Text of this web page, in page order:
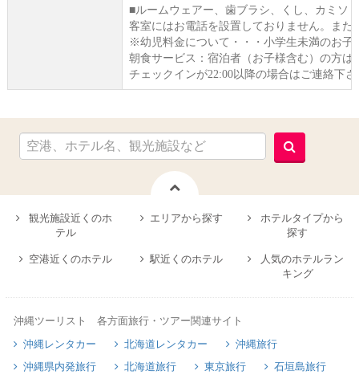
■ルームウェアー、歯ブラシ、くし、カミソ
客室にはお電話を設置しておりません。ま
※幼児料金について・・・小学生未満のお子
朝食サービス：宿泊者（お子様含む）の方
チェックインが22:00以降の場合はご連絡下
観光施設近くのホ
テル
エリアから探す
ホテルタイプから
探す
空港近くのホテル 駅近くのホテル
人気のホテルラン
キング
沖縄ツーリスト 各方面旅行・ツアー関連サイト
沖縄レンタカー
北海道レンタカー
沖縄旅行
沖縄県内発旅行
北海道旅行 東京旅行 石垣島旅行